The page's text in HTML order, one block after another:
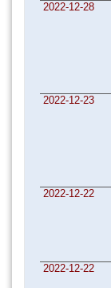
2022-12-28
2022-12-23
2022-12-22
2022-12-22